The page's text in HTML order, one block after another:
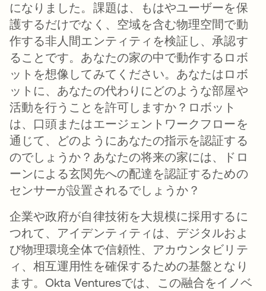
になりました。課題は、もはやユーザーを保
護するだけでなく、空域を含む物理空間で動
作する非人間エンティティを検証し、承認す
ることです。あなたの家の中で動作するロボ
ットを想像してみてください。あなたはロボ
ットに、あなたの代わりにどのような部屋や
活動を行うことを許可しますか？ロボット
は、口頭またはエージェントワークフローを
通じて、どのようにあなたの指示を認証する
のでしょうか？あなたの将来の家には、ドロ
ーンによる玄関先への配達を認証するための
センサーが設置されるでしょうか？
企業や政府が自律技術を大規模に採用するに
つれて、アイデンティティは、デジタルおよ
び物理環境全体で信頼性、アカウンタビリテ
ィ、相互運用性を確保するための基盤となり
ます。Okta Venturesでは、この融合をイノベ